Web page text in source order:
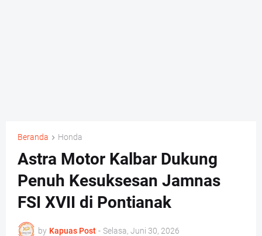
Beranda Honda
Astra Motor Kalbar Dukung
Penuh Kesuksesan Jamnas
FSI XVII di Pontianak
by Kapuas Post - Selasa, Juni 30, 2026